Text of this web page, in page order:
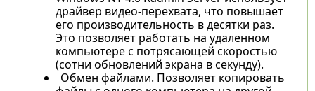
драйвер видео-перехвата, что повышает
его производительность в десятки раз.
Это позволяет работать на удаленном
компьютере с потрясающей скоростью
(сотни обновлений экрана в секунду).
Обмен файлами. Позволяет копировать